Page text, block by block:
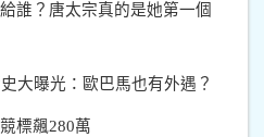
誰？唐太宗真的是她第一個
大曝光：歐巴馬也有外遇？
標飆280萬